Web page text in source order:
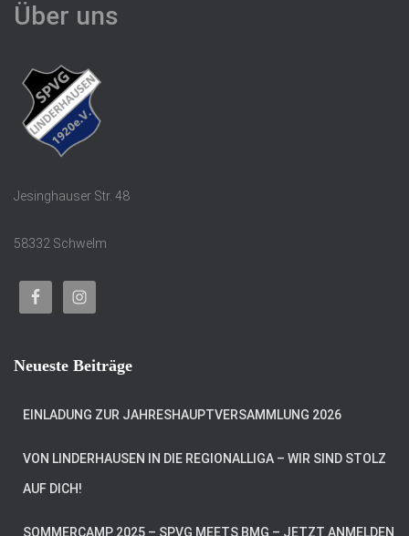
Über uns
Jesinghauser Str. 48
58332 Schwelm
Neueste Beiträge
EINLADUNG ZUR JAHRESHAUPTVERSAMMLUNG 2026
VON LINDERHAUSEN IN DIE REGIONALLIGA – WIR SIND STOLZ
AUF DICH!
SOMMERCAMP 2025 – SPVG MEETS BMG – JETZT ANMELDEN